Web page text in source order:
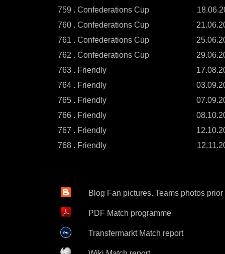
759 . Confederations Cup
760 . Confederations Cup
761 . Confederations Cup
762 . Confederations Cup
763 . Friendly
764 . Friendly
765 . Friendly
766 . Friendly
767 . Friendly
768 . Friendly
Blog Fan pictures. Teams photos
PDF Match programme
Transfermarkt Match report